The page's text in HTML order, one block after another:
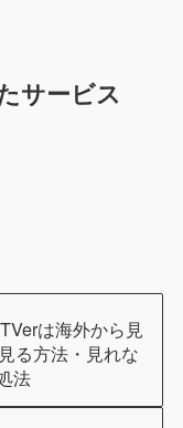
サービス
は海外から見
る方法・見れな
法